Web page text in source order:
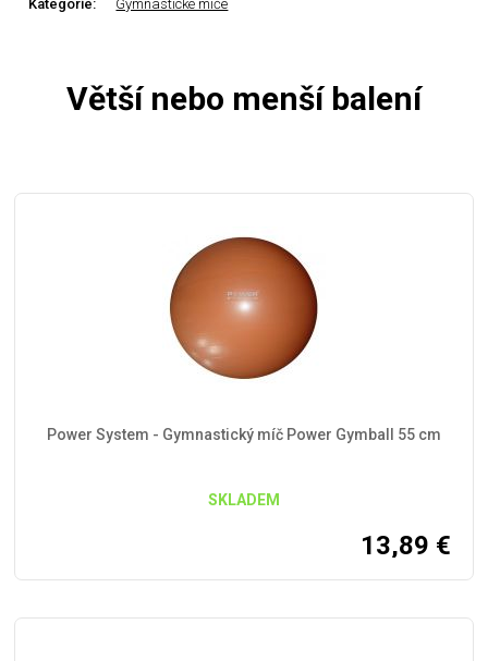
Kategorie:
Gymnastické míče
Větší nebo menší balení
Power System - Gymnastický míč Power Gymball 55 cm
SKLADEM
13,89 €